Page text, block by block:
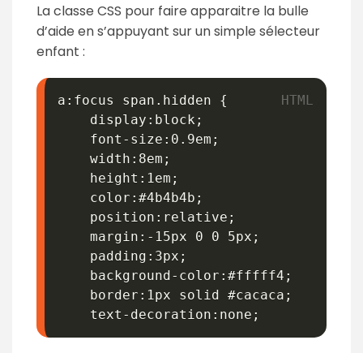
La classe CSS pour faire apparaitre la bulle
d’aide en s’appuyant sur un simple sélecteur
enfant :
a:focus span.hidden {
    display:block;
    font-size:0.9em;
    width:8em;
    height:1em;
    color:#4b4b4b;
    position:relative;
    margin:-15px 0 0 5px;
    padding:3px;
    background-color:#fffff4;
    border:1px solid #cacaca;
    text-decoration:none;